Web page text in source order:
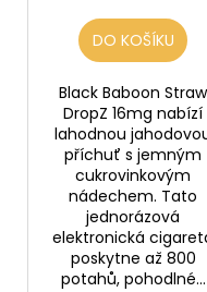
DO KOŠÍKU
Black Baboon Straw
DropZ 16mg nabízí
lahodnou
příchuť s jemným
cukrovinkovým
nádechem. Tato
jednorázová
elektronická
poskytne až 800
potahů, pohodlné...